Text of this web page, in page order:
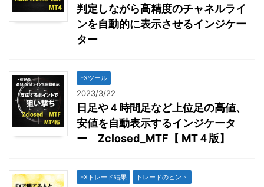
判定しながら高精度のチャネルライ
ンを自動的に表示させるインジケー
ター
FXツール
2023/3/22
日足や４時間足など上位足の高値、
安値を自動表示するインジケータ
ー Zclosed_MTF【 MT４版】
FXトレード結果 トレードのヒント